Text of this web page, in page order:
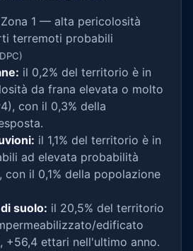
Zona 1 — alta pericolosità
terremoti probabili
il 0,2% del territorio è in
da frana elevata o molto
con il 0,3% della
il 1,1% del territorio è in
ad elevata probabilità
con il 0,1% della popolazione
suolo: il 20,5% del territorio
edificato
+56,4 ettari nell'ultimo anno.